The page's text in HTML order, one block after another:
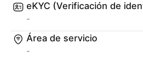
eKYC (Verificación de
-
Área de servicio
-